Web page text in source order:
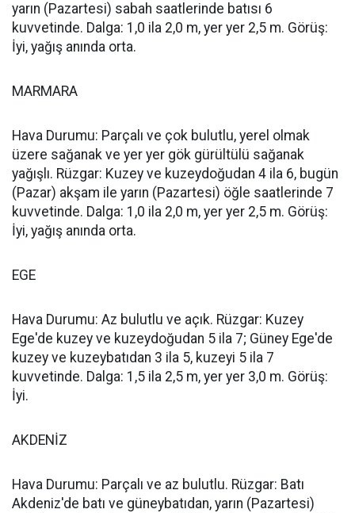
yarın (Pazartesi) sabah saatlerinde batısı 6
kuvvetinde. Dalga: 1,0 ila 2,0 m, yer yer 2,5 m. Görüş:
İyi, yağış anında orta.
MARMARA
Hava Durumu: Parçalı ve çok bulutlu, yerel olmak
üzere sağanak ve yer yer gök gürültülü sağanak
yağışlı. Rüzgar: Kuzey ve kuzeydoğudan 4 ila 6, bugün
(Pazar) akşam ile yarın (Pazartesi) öğle saatlerinde 7
kuvvetinde. Dalga: 1,0 ila 2,0 m, yer yer 2,5 m. Görüş:
İyi, yağış anında orta.
EGE
Hava Durumu: Az bulutlu ve açık. Rüzgar: Kuzey
Ege'de kuzey ve kuzeydoğudan 5 ila 7; Güney Ege'de
kuzey ve kuzeybatıdan 3 ila 5, kuzeyi 5 ila 7
kuvvetinde. Dalga: 1,5 ila 2,5 m, yer yer 3,0 m. Görüş:
İyi.
AKDENİZ
Hava Durumu: Parçalı ve az bulutlu. Rüzgar: Batı
Akdeniz'de batı ve güneybatıdan, yarın (Pazartesi)